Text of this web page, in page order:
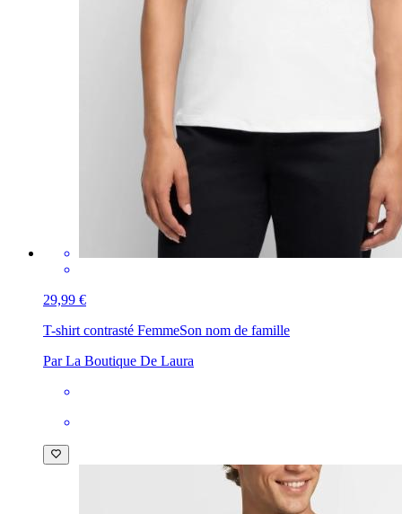
29,99 €
T-shirt contrasté FemmeSon nom de famille
Par La Boutique De Laura